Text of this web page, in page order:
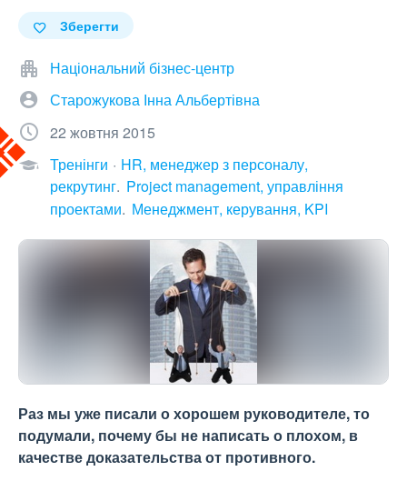
Зберегти
Національний бізнес-центр
Старожукова Інна Альбертівна
22 жовтня 2015
Тренінги
HR, менеджер з персоналу,
рекрутинг Project management, управління
проектами Менеджмент, керування, KPI
Раз мы уже писали о хорошем руководителе, то
подумали, почему бы не написать о плохом, в
качестве доказательства от противного.